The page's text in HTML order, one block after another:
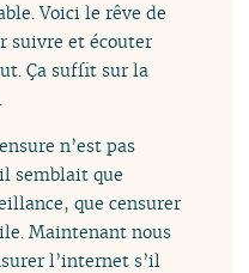
Voici le rêve de
suivre et écouter
Ça suffit sur la
n’est pas
semblait que
que censurer
Maintenant nous
l’internet s’il